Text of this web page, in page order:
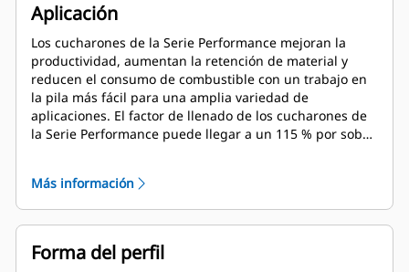
Aplicación
Los cucharones de la Serie Performance mejoran la
productividad, aumentan la retención de material y
reducen el consumo de combustible con un trabajo en
la pila más fácil para una amplia variedad de
aplicaciones. El factor de llenado de los cucharones de
la Serie Performance puede llegar a un 115 % por sobre
Más información
Forma del perfil